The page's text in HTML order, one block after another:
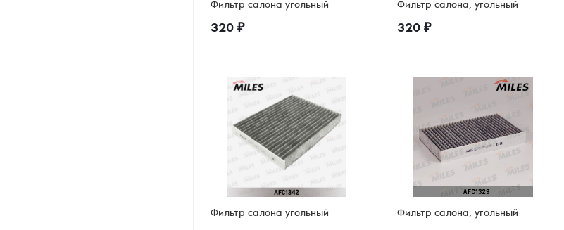
Фильтр салона угольный
320 ₽
Фильтр салона, угольный
320 ₽
Фильтр салона угольный Фильтр салона, угольный